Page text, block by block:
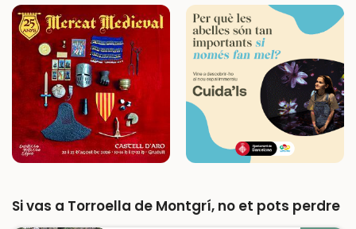
Si vas a Torroella de Montgrí, no et pots perdre